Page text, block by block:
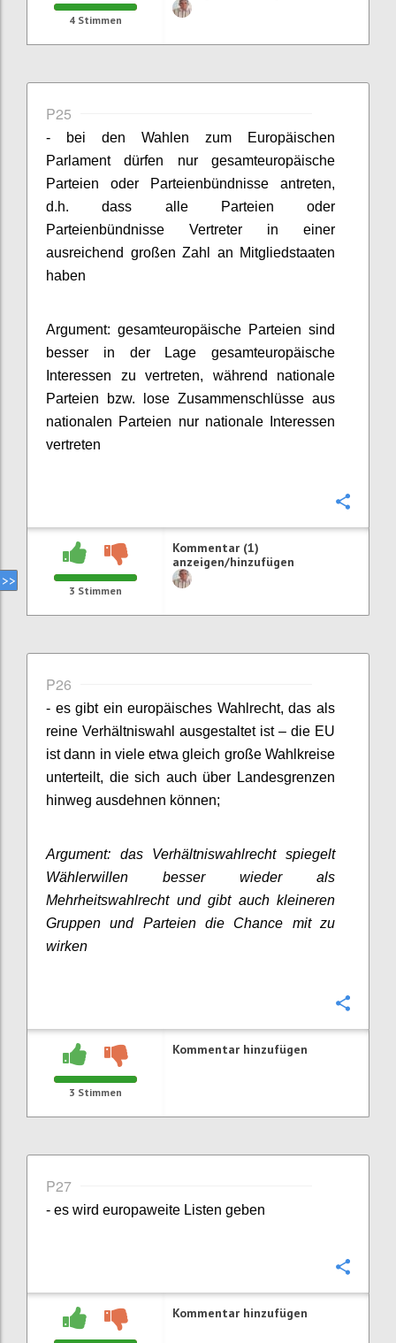
4 Stimmen
P25
- bei den Wahlen zum Europäischen
Parlament dürfen nur gesamteuropäische
Parteien oder Parteienbündnisse antreten,
d.h. dass alle Parteien oder
Parteienbündnisse Vertreter in einer
ausreichend großen Zahl an Mitgliedstaaten
haben
Argument: gesamteuropäische Parteien sind
besser in der Lage gesamteuropäische
Interessen zu vertreten, während nationale
Parteien bzw. lose Zusammenschlüsse aus
nationalen Parteien nur nationale Interessen
vertreten
3 Stimmen
Kommentar (1)
anzeigen/hinzufügen
P26
- es gibt ein europäisches Wahlrecht, das als
reine Verhältniswahl ausgestaltet ist – die EU
ist dann in viele etwa gleich große Wahlkreise
unterteilt, die sich auch über Landesgrenzen
hinweg ausdehnen können;
Argument: das Verhältniswahlrecht spiegelt
Wählerwillen besser wieder als
Mehrheitswahlrecht und gibt auch kleineren
Gruppen und Parteien die Chance mit zu
wirken
3 Stimmen
Kommentar hinzufügen
P27
- es wird europaweite Listen geben
Kommentar hinzufügen